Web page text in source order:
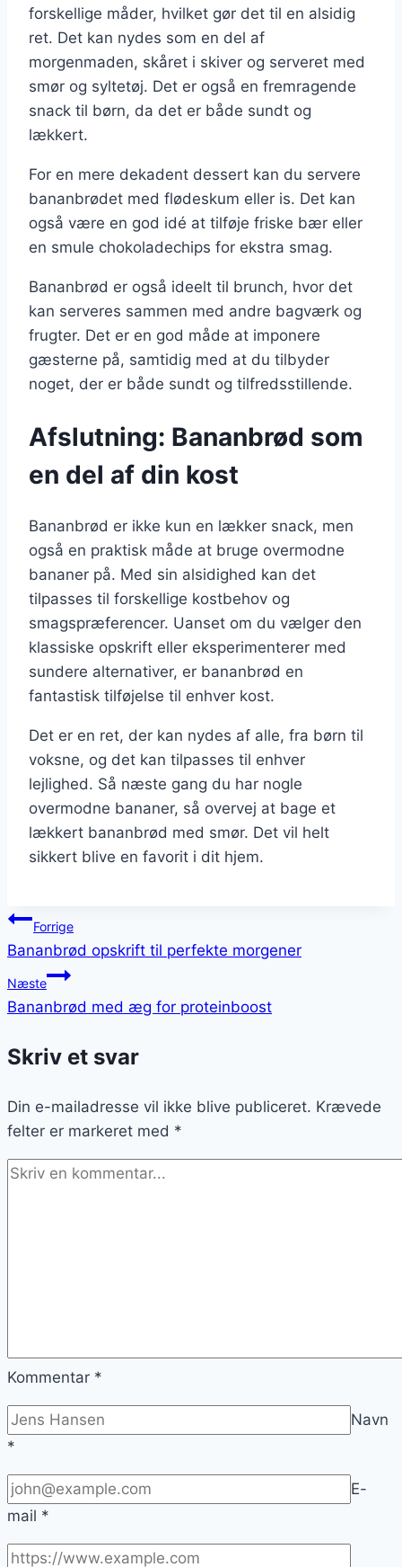
forskellige måder, hvilket gør det til en alsidig
ret. Det kan nydes som en del af
morgenmaden, skåret i skiver og serveret med
smør og syltetøj. Det er også en fremragende
snack til børn, da det er både sundt og
lækkert.
For en mere dekadent dessert kan du servere
bananbrødet med flødeskum eller is. Det kan
også være en god idé at tilføje friske bær eller
en smule chokoladechips for ekstra smag.
Bananbrød er også ideelt til brunch, hvor det
kan serveres sammen med andre bagværk og
frugter. Det er en god måde at imponere
gæsterne på, samtidig med at du tilbyder
noget, der er både sundt og tilfredsstillende.
Afslutning: Bananbrød som
en del af din kost
Bananbrød er ikke kun en lækker snack, men
også en praktisk måde at bruge overmodne
bananer på. Med sin alsidighed kan det
tilpasses til forskellige kostbehov og
smagspræferencer. Uanset om du vælger den
klassiske opskrift eller eksperimenterer med
sundere alternativer, er bananbrød en
fantastisk tilføjelse til enhver kost.
Det er en ret, der kan nydes af alle, fra børn til
voksne, og det kan tilpasses til enhver
lejlighed. Så næste gang du har nogle
overmodne bananer, så overvej at bage et
lækkert bananbrød med smør. Det vil helt
sikkert blive en favorit i dit hjem.
Indlægsnavigation
Forrige
Bananbrød opskrift til perfekte morgener
Næste
Bananbrød med æg for proteinboost
Skriv et svar
Din e-mailadresse vil ikke blive publiceret. Krævede
felter er markeret med *
Kommentar *
Navn
*
E-
mail *